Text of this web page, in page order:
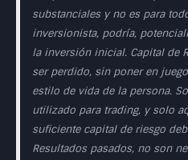
substanciales y no es para
inversionista, podría,
la inversión inicial. Capital de
ser perdido, sin poner en
estilo de vida de la persona.
utilizado para trading, y solo
suficiente capital de riesgo
Resultados pasados, no son